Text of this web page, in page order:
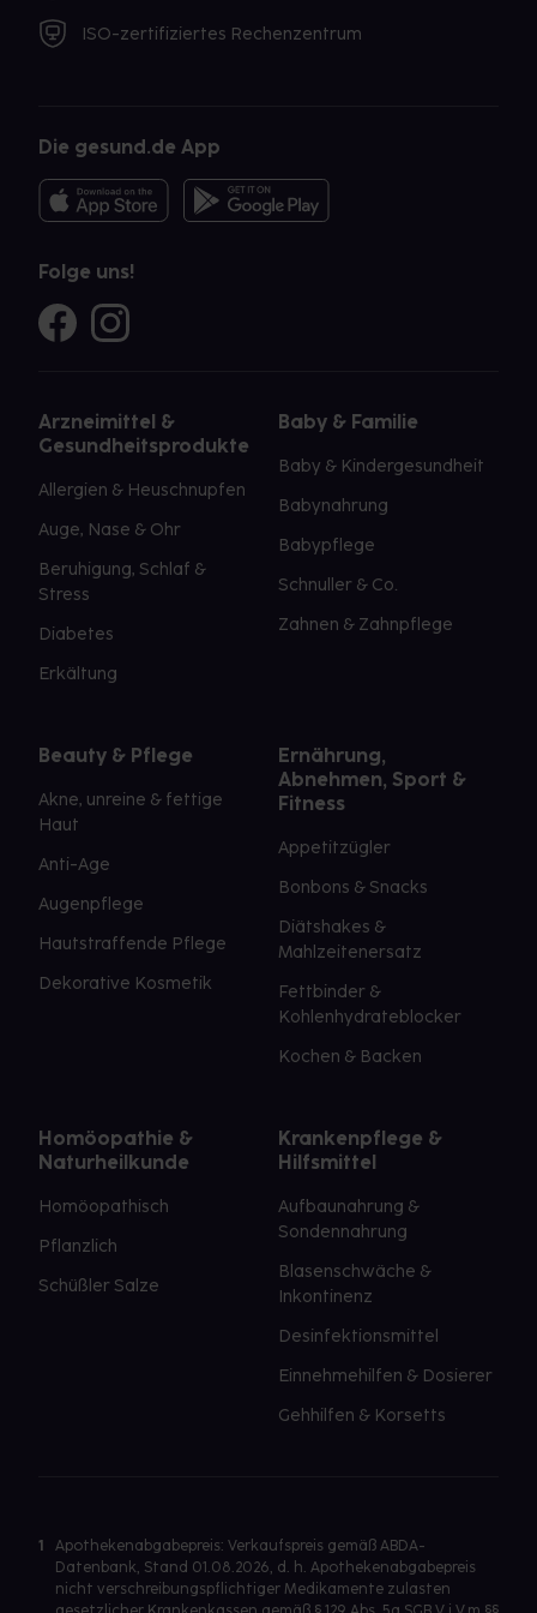
ISO-zertifiziertes Rechenzentrum
Die gesund.de App
Folge uns!
Arzneimittel &
Gesundheitsprodukte
Allergien & Heuschnupfen
Auge, Nase & Ohr
Beruhigung, Schlaf &
Stress
Diabetes
Erkältung
Baby & Familie
Baby & Kindergesundheit
Babynahrung
Babypflege
Schnuller & Co.
Zahnen & Zahnpflege
Beauty & Pflege
Akne, unreine & fettige
Haut
Anti-Age
Augenpflege
Hautstraffende Pflege
Dekorative Kosmetik
Ernährung,
Abnehmen, Sport &
Fitness
Appetitzügler
Bonbons & Snacks
Diätshakes &
Mahlzeitenersatz
Fettbinder &
Kohlenhydrateblocker
Kochen & Backen
Homöopathie &
Naturheilkunde
Homöopathisch
Pflanzlich
Schüßler Salze
Krankenpflege &
Hilfsmittel
Aufbaunahrung &
Sondennahrung
Blasenschwäche &
Inkontinenz
Desinfektionsmittel
Einnehmehilfen & Dosierer
Gehhilfen & Korsetts
1
Apothekenabgabepreis: Verkaufspreis gemäß ABDA-
Datenbank, Stand 01.08.2026, d. h. Apothekenabgabepreis
nicht verschreibungspflichtiger Medikamente zulasten